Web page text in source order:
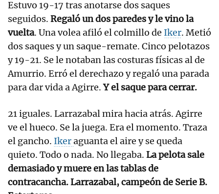
Estuvo 19-17 tras anotarse dos saques
seguidos. Regaló un dos paredes y le vino la
vuelta. Una volea afiló el colmillo de Iker. Metió
dos saques y un saque-remate. Cinco pelotazos
y 19-21. Se le notaban las costuras físicas al de
Amurrio. Erró el derechazo y regaló una parada
para dar vida a Agirre.Y el saque para cerrar.
21 iguales. Larrazabal mira hacia atrás. Agirre
ve el hueco. Se la juega. Era el momento. Traza
el gancho. Ikeraguanta el aire y se queda
quieto. Todo o nada. No llegaba. La pelota sale
demasiado y muere en las tablas de
contracancha.Larrazabal, campeón de Serie B.